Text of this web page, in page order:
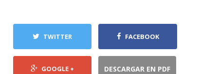
TWITTER FACEBOOK
GOOGLE + DESCARGAR EN PDF